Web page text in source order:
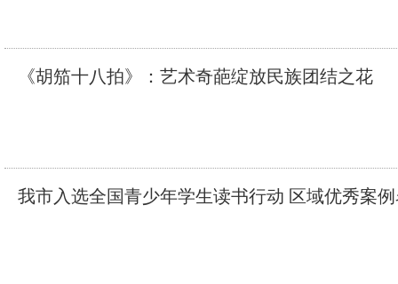
《胡笳十八拍》：艺术奇葩绽放民族团结之花
我市入选全国青少年学生读书行动 区域优秀案